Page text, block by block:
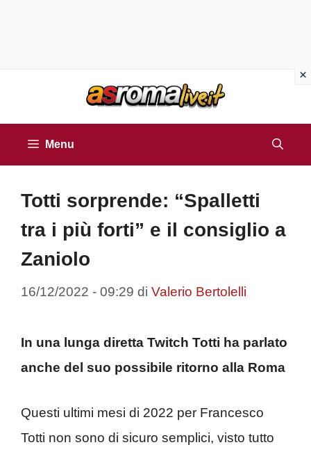
Menu
Totti sorprende: “Spalletti
tra i più forti” e il consiglio a
Zaniolo
16/12/2022 - 09:29 di Valerio Bertolelli
In una lunga diretta Twitch Totti ha parlato
anche del suo possibile ritorno alla Roma
Questi ultimi mesi di 2022 per Francesco
Totti non sono di sicuro semplici, visto tutto